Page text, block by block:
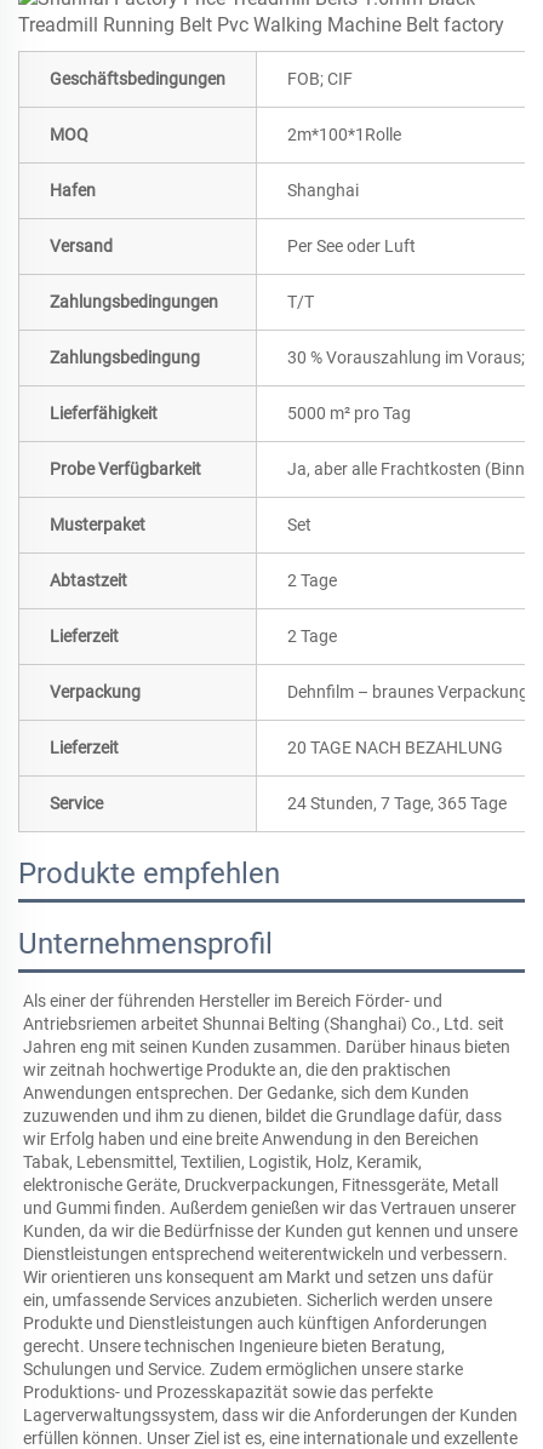
Geschäftsbedingungen FOB; CIF
MOQ 2m*100*1Rolle
Hafen Shanghai
Versand Per See oder Luft
Zahlungsbedingungen T/T
Zahlungsbedingung 30 % Vorauszahlung im Voraus;
Lieferfähigkeit 5000 m² pro Tag
Probe Verfügbarkeit Ja, aber alle Frachtkosten
Musterpaket Set
Abtastzeit 2 Tage
Lieferzeit 2 Tage
Verpackung Dehnfilm – braunes
Lieferzeit 20 TAGE NACH BEZAHLUNG
Service 24 Stunden, 7 Tage, 365 Tage
Produkte empfehlen
Unternehmensprofil
Als einer der führenden Hersteller im Bereich Förder- und
Antriebsriemen arbeitet Shunnai Belting (Shanghai) Co., Ltd. seit
Jahren eng mit seinen Kunden zusammen. Darüber hinaus bieten
wir zeitnah hochwertige Produkte an, die den praktischen
Anwendungen entsprechen. Der Gedanke, sich dem Kunden
zuzuwenden und ihm zu dienen, bildet die Grundlage dafür, dass
wir Erfolg haben und eine breite Anwendung in den Bereichen
Tabak, Lebensmittel, Textilien, Logistik, Holz, Keramik,
elektronische Geräte, Druckverpackungen, Fitnessgeräte, Metall
und Gummi finden. Außerdem genießen wir das Vertrauen unserer
Kunden, da wir die Bedürfnisse der Kunden gut kennen und unsere
Dienstleistungen entsprechend weiterentwickeln und verbessern.
Wir orientieren uns konsequent am Markt und setzen uns dafür
ein, umfassende Services anzubieten. Sicherlich werden unsere
Produkte und Dienstleistungen auch künftigen Anforderungen
gerecht. Unsere technischen Ingenieure bieten Beratung,
Schulungen und Service. Zudem ermöglichen unsere starke
Produktions- und Prozesskapazität sowie das perfekte
Lagerverwaltungssystem, dass wir die Anforderungen der Kunden
erfüllen können. Unser Ziel ist es, eine internationale und exzellente